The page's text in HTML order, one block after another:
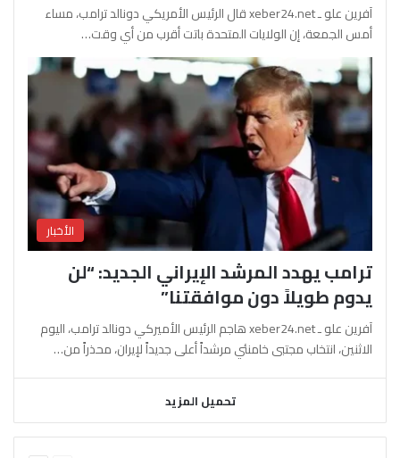
آفرين علو ـ xeber24.net قال الرئيس الأمريكي دونالد ترامب، مساء
أمس الجمعة، إن الولايات المتحدة باتت أقرب من أي وقت…
الأخبار
ترامب يهدد المرشد الإيراني الجديد: “لن
يدوم طويلاً دون موافقتنا”
آفرين علو ـ xeber24.net هاجم الرئيس الأميركي دونالد ترامب، اليوم
الاثنين، انتخاب مجتبى خامنئي مرشداً أعلى جديداً لإيران، محذراً من…
تحميل المزيد